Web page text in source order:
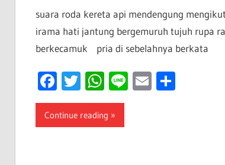
suara roda kereta api mendengung
irama hati jantung bergemuruh tujuh rupa
berkecamuk pria di sebelahnya berkata
Facebook
Twitter
WhatsApp
LineEmailShare
Continue reading